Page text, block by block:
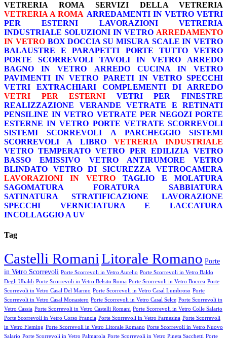
VETRERIA ROMA
SERVIZI DELLA VETRERIA
VETRERIA A ROMA ARREDAMENTI IN VETRO VETRI
PER ESTERNI
LAVORAZIONI
VETRERIA
INDUSTRIALE SOLUZIONI IN VETRO ARREDAMENTO
IN VETRO BOX DOCCIA SU MISURA SCALE IN VETRO
BALAUSTRE E PARAPETTI
PORTE TUTTO VETRO
PORTE SCORREVOLI
TAVOLI IN VETRO
ARREDO
BAGNO IN VETRO
ARREDO CUCINA IN VETRO
PAVIMENTI IN VETRO PARETI IN VETRO SPECCHI
VETRI EXTRACHIARI
COMPLEMENTI DI ARREDO
VETRI PER ESTERNI
VETRI PER FINESTRE
REALIZZAZIONE VERANDE
VETRATE E RETINATI
PENSILINE IN VETRO VETRATE PER NEGOZI PORTE
ESTERNE IN VETRO PORTE VETRATE SCORREVOLI
SISTEMI SCORREVOLI A PARCHEGGIO
SISTEMI
SCORREVOLI A LIBRO
VETRERIA INDUSTRIALE
VETRO TEMPERATO VETRO PER EDILIZIA VETRO
BASSO EMISSIVO
VETRO ANTIRUMORE
VETRO
BLINDATO
VETRO DI SICUREZZA
VETROCAMERA
LAVORAZIONI IN VETRO
TAGLIO E MOLATURA
SAGOMATURA
FORATURA
SABBIATURA
SATINATURA
STRATIFICAZIONE
LAVORAZIONE
SPECCHI
VERNICIATURA E LACCATURA
INCOLLAGGIO A UV
Tag
Castelli RomaniLitorale Romano Porte
in Vetro Scorrevoli Porte Scorrevoli in Vetro Aurelio Porte Scorrevoli in Vetro Baldo
Degli Ubaldi Porte Scorrevoli in Vetro Belsito Roma Porte Scorrevoli in Vetro Boccea Porte
Scorrevoli in Vetro Casal Del Marmo Porte Scorrevoli in Vetro Casal Lumbroso Porte
Scorrevoli in Vetro Casal Monastero Porte Scorrevoli in Vetro Casal Selce Porte Scorrevoli in
Vetro Cassia Porte Scorrevoli in Vetro Castelli Romani Porte Scorrevoli in Vetro Colle Salario
Porte Scorrevoli in Vetro Corso Francia Porte Scorrevoli in Vetro Farnesina Porte Scorrevoli
in Vetro Fleming Porte Scorrevoli in Vetro Litorale Romano Porte Scorrevoli in Vetro Nuovo
Salario Porte Scorrevoli in Vetro Palmarola Porte Scorrevoli in Vetro Pineta Sacchetti Porte